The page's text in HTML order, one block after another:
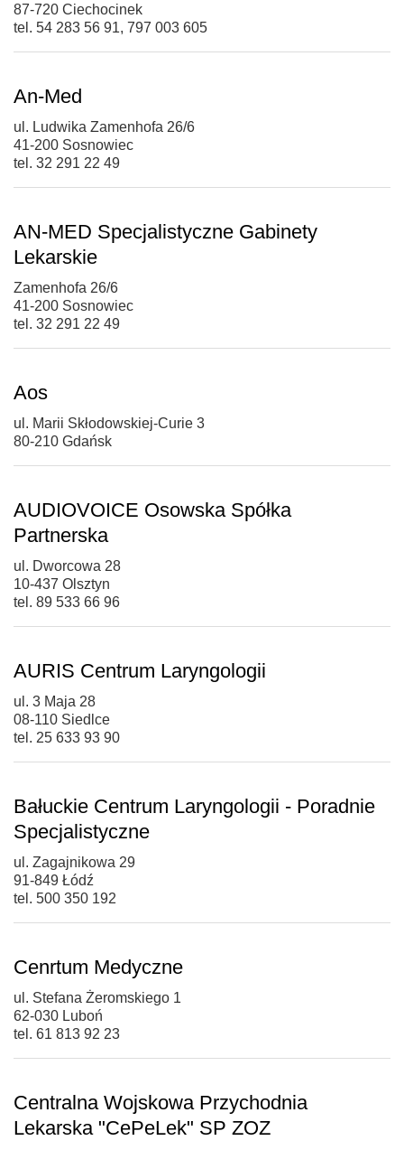
87-720 Ciechocinek
tel. 54 283 56 91, 797 003 605
An-Med
ul. Ludwika Zamenhofa 26/6
41-200 Sosnowiec
tel. 32 291 22 49
AN-MED Specjalistyczne Gabinety
Lekarskie
Zamenhofa 26/6
41-200 Sosnowiec
tel. 32 291 22 49
Aos
ul. Marii Skłodowskiej-Curie 3
80-210 Gdańsk
AUDIOVOICE Osowska Spółka
Partnerska
ul. Dworcowa 28
10-437 Olsztyn
tel. 89 533 66 96
AURIS Centrum Laryngologii
ul. 3 Maja 28
08-110 Siedlce
tel. 25 633 93 90
Bałuckie Centrum Laryngologii - Poradnie
Specjalistyczne
ul. Zagajnikowa 29
91-849 Łódź
tel. 500 350 192
Cenrtum Medyczne
ul. Stefana Żeromskiego 1
62-030 Luboń
tel. 61 813 92 23
Centralna Wojskowa Przychodnia
Lekarska "CePeLek" SP ZOZ